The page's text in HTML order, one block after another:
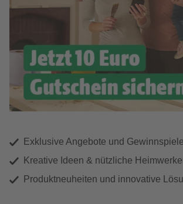
Exklusive Angebote und Gewinnspiele
Kreative Ideen & nützliche
Produktneuheiten und innovative